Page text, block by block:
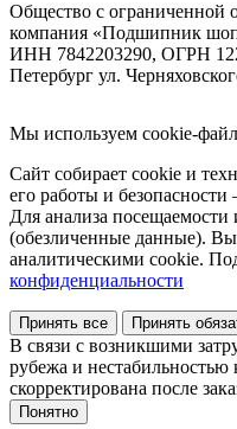
Общество с ограниченной
компания «Подшипник
ИНН 7842203290, ОГРН
Петербург ул.
Мы используем cookie-
Сайт собирает cookie и
его работы и безопасности
Для анализа посещаемости
(обезличенные данные).
аналитическими cookie.
конфиденциальности
Принять все Принять
В связи с возникшими
рубежа и нестабильностью
скорректирована после
Понятно